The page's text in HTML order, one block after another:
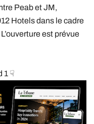
Peab et JM,
Hotels dans le cadre
est prévue
1 ☟